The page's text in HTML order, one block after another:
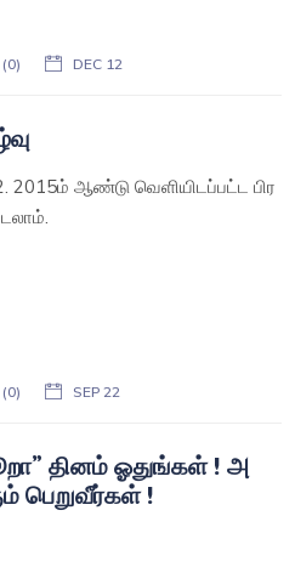
DEC 12
2015ம் ஆண்டு வெளியிடப்பட்ட பிர
SEP 22
தினம் ஓதுங்கள் ! அ
பெறுவீர்கள் !